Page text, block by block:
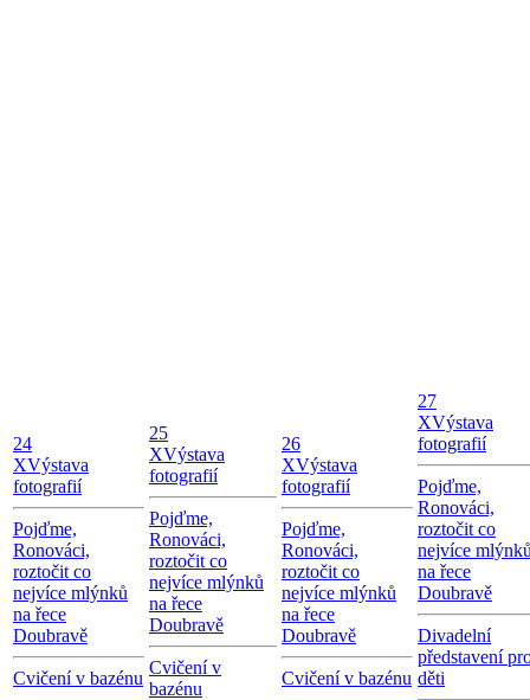
24
XVýstava
fotografií
Pojďme,
Ronováci,
roztočit co
nejvíce mlýnků
na řece
Doubravě
Cvičení v bazénu
25
XVýstava
fotografií
Pojďme,
Ronováci,
roztočit co
nejvíce mlýnků
na řece
Doubravě
Cvičení v
bazénu
26
XVýstava
fotografií
Pojďme,
Ronováci,
roztočit co
nejvíce mlýnků
na řece
Doubravě
Cvičení v bazénu
27
XVýstava
fotografií
Pojďme,
Ronováci,
roztočit co
nejvíce
na řece
Doubravě
Divadelní
představení
děti